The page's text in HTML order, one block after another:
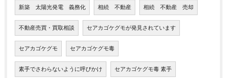
新築 太陽光発電 義務化 相続 不動産 相続 不動産 売却
不動産売買・買取相談 セアカゴケグモが発見されています
セアカゴケグモ セアカゴケグモ毒
素手でさわらないように呼びかけ セアカゴケグモ毒 素手